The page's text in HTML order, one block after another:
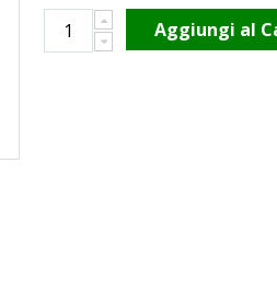
Aggiungi al